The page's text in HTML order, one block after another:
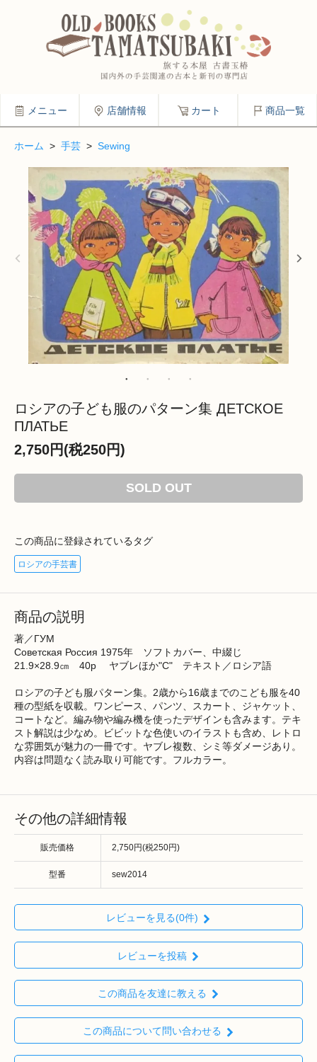
メニュー 店舗情報 カート 商品一覧
ホーム > 手芸 > Sewing
ロシアの子ども服のパターン集 ДЕТСКОЕ
ПЛАТЬЕ
2,750円(税250円)
SOLD OUT
この商品に登録されているタグ
ロシアの手芸書
商品の説明
著／ГУМ
Советская Россия 1975年 ソフトカバー、中綴じ
21.9×28.9㎝ 40p ヤブレほか"C" テキスト／ロシア語
ロシアの子ども服パターン集。2歳から16歳までのこども服を40
種の型紙を収載。ワンピース、パンツ、スカート、ジャケット、
コートなど。編み物や編み機を使ったデザインも含みます。テキ
スト解説は少なめ。ビビットな色使いのイラストも含め、レトロ
な雰囲気が魅力の一冊です。ヤブレ複数、シミ等ダメージあり。
内容は問題なく読み取り可能です。フルカラー。
その他の詳細情報
販売価格 2,750円(税250円)
型番 sew2014
レビューを見る(0件)
レビューを投稿
この商品を友達に教える
この商品について問い合わせる